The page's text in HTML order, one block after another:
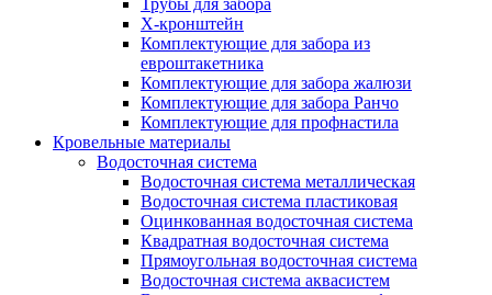
Трубы для забора
Х-кронштейн
Комплектующие для забора из
евроштакетника
Комплектующие для забора жалюзи
Комплектующие для забора Ранчо
Комплектующие для профнастила
Кровельные материалы
Водосточная система
Водосточная система металлическая
Водосточная система пластиковая
Оцинкованная водосточная система
Квадратная водосточная система
Прямоугольная водосточная система
Водосточная система аквасистем